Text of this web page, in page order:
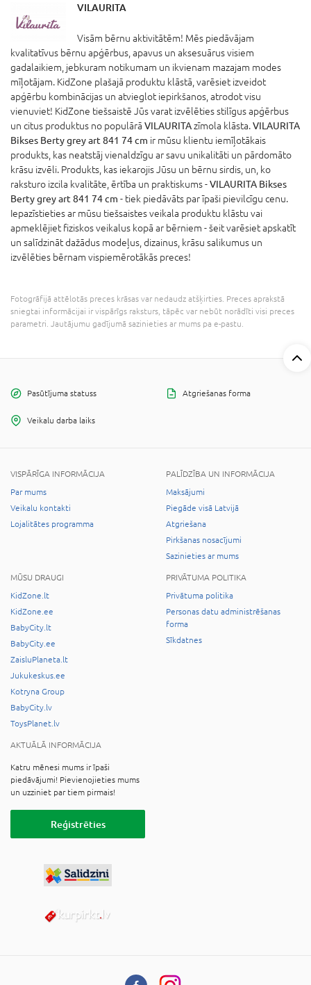
VILAURITA
Visām bērnu aktivitātēm! Mēs piedāvājam
kvalitatīvus bērnu apģērbus, apavus un aksesuārus visiem
gadalaikiem, jebkuram notikumam un ikvienam mazajam modes
mīļotājam. KidZone plašajā produktu klāstā, varēsiet izveidot
apģērbu kombinācijas un atvieglot iepirkšanos, atrodot visu
vienuviet! KidZone tiešsaistē Jūs varat izvēlēties stilīgus apģērbus
un citus produktus no populārā VILAURITAzīmola klāsta.VILAURITA
Bikses Berty grey art 841 74 cm ir mūsu klientu iemīļotākais
produkts, kas neatstāj vienaldzīgu ar savu unikalitāti un pārdomāto
krāsu izvēli. Produkts, kas iekarojis Jūsu un bērnu sirdis, un, ko
raksturo izcila kvalitāte, ērtība un praktiskums -VILAURITA Bikses
Berty grey art 841 74 cm - tiek piedāvāts par īpaši pievilcīgu cenu.
Iepazīstieties ar mūsu tiešsaistes veikala produktu klāstu vai
apmeklējiet fiziskos veikalus kopā ar bērniem - šeit varēsiet apskatīt
un salīdzināt dažādus modeļus, dizainus, krāsu salikumus un
izvēlēties bērnam vispiemērotākās preces!
Fotogrāfijā attēlotās preces krāsas var nedaudz atšķirties. Preces aprakstā
sniegtai informācijai ir vispārīgs raksturs, tāpēc var nebūt norādīti visi preces
parametri. Jautājumu gadījumā sazinieties ar mums pa e-pastu.
Pasūtījuma statuss Atgriešanas forma
Veikalu darba laiks
VISPĀRĪGA INFORMĀCIJA
Par mums
Veikalu kontakti
Lojalitātes programma
PALĪDZĪBA UN INFORMĀCIJA
Maksājumi
Piegāde visā Latvijā
Atgriešana
Pirkšanas nosacījumi
Sazinieties ar mums
MŪSU DRAUGI
KidZone.lt
KidZone.ee
BabyCity.lt
BabyCity.ee
ZaisluPlaneta.lt
Jukukeskus.ee
Kotryna Group
BabyCity.lv
ToysPlanet.lv
PRIVĀTUMA POLITIKA
Privātuma politika
Personas datu administrēšanas
forma
Sīkdatnes
AKTUĀLĀ INFORMĀCIJA
Katru mēnesi mums ir īpaši
piedāvājumi! Pievienojieties mums
un uzziniet par tiem pirmais!
Reģistrēties